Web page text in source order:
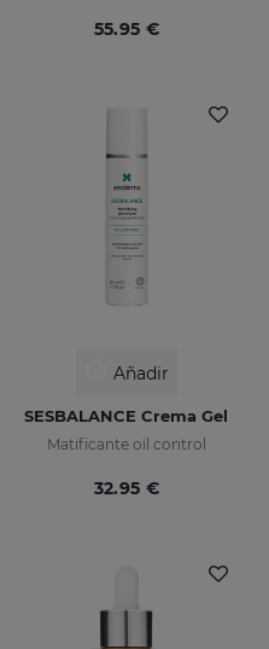
55.95 €
Añadir
SESBALANCE Crema Gel
Matificante oil control
32.95 €